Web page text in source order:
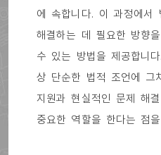
에 속합니다. 이 과정에서
해결하는 데 필요한 방향
수 있는 방법을 제공합니
상 단순한 법적 조언에 그
지원과 현실적인 문제 해
중요한 역할을 한다는 점